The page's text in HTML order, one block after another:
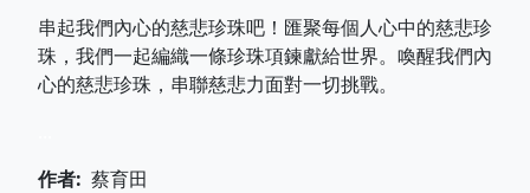
串起我們內心的慈悲珍珠吧！匯聚每個人心中的慈悲珍
珠，我們一起編織一條珍珠項鍊獻給世界。喚醒我們內
心的慈悲珍珠，串聯慈悲力面對一切挑戰。
作者 蔡育田